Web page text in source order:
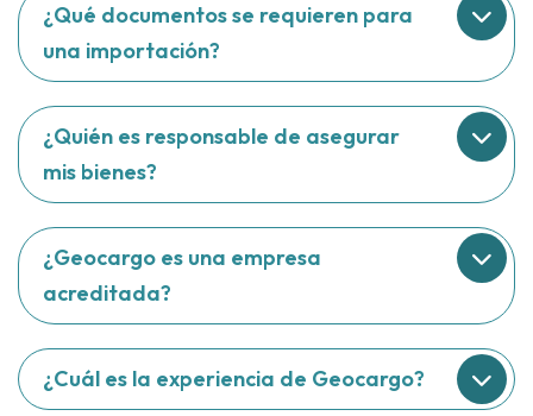
¿Qué documentos se requieren para
una importación?
¿Quién es responsable de asegurar
mis bienes?
¿Geocargo es una empresa
acreditada?
¿Cuál es la experiencia de Geocargo?